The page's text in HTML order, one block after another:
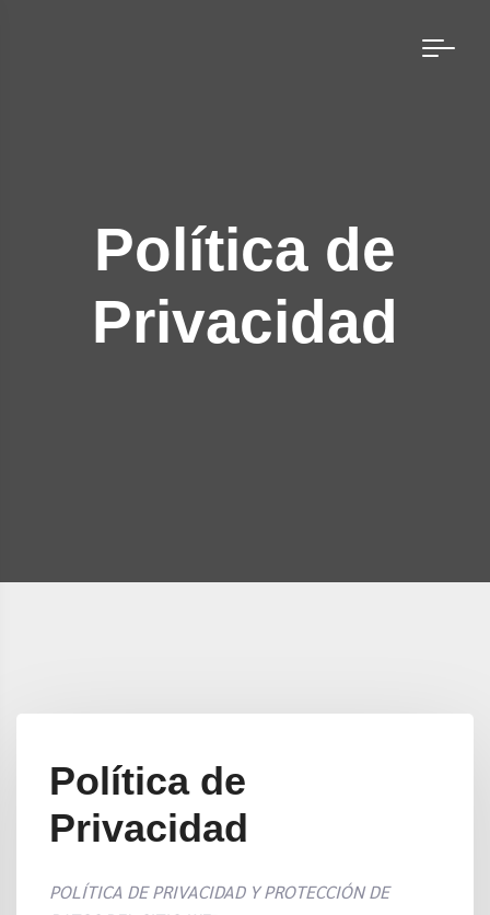
Política de
Privacidad
Política de
Privacidad
POLÍTICA DE PRIVACIDAD Y PROTECCIÓN DE